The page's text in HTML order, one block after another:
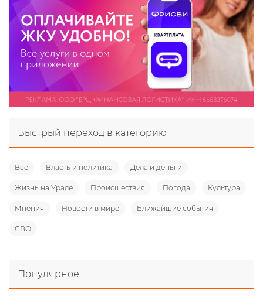
Быстрый переход в категорию
Все Власть и политика Дела и деньги
Жизнь на Урале Происшествия Погода Культура
Мнения Новости в мире Ближайшие события
СВО
Популярное